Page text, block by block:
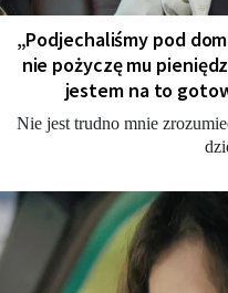
„Podjechaliśmy pod
nie pożyczę mu
jestem na to
Nie jest trudno mnie